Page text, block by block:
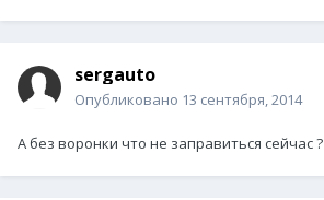
sergauto
Опубликовано 13 сентября, 2014
А без воронки что не заправиться сейчас ?